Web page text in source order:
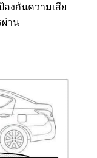
องกันความเสีย
าน